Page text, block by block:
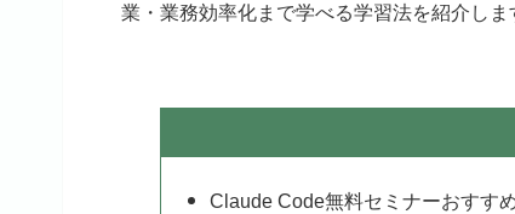
業・業務効率化まで学べる学習法を紹介し
Claude Code無料セミナーおすす